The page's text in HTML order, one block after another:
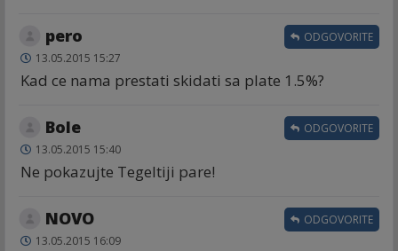
pero
13.05.2015 15:27
Kad ce nama prestati skidati sa plate 1.5%?
ODGOVORITE
Bole
13.05.2015 15:40
Ne pokazujte Tegeltiji pare!
ODGOVORITE
NOVO
13.05.2015 16:09
ODGOVORITE